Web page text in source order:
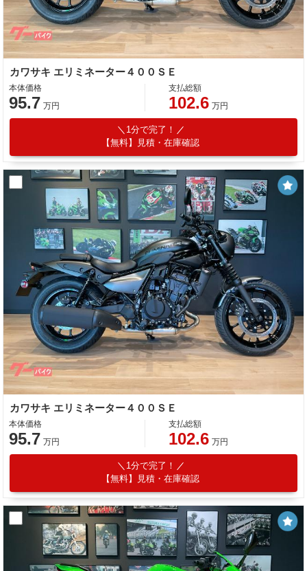
カワサキ エリミネーター４００ＳＥ
本体価格
95.7 万円
支払総額
102.6 万円
1分で完了！
【無料】見積・在庫確認
カワサキ エリミネーター４００ＳＥ
本体価格
95.7 万円
支払総額
102.6 万円
1分で完了！
【無料】見積・在庫確認